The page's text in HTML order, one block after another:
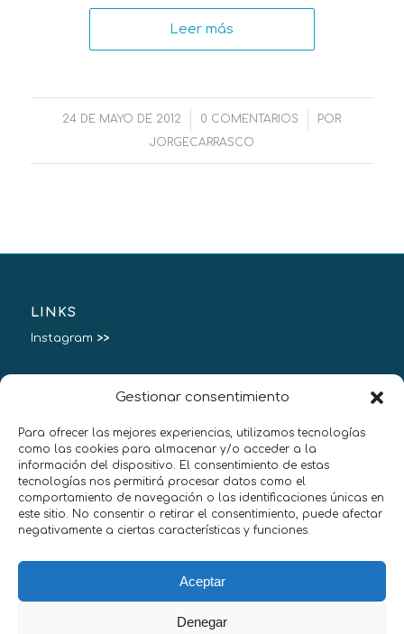
Gestionar consentimiento
Para ofrecer las mejores experiencias, utilizamos tecnologías
como las cookies para almacenar y/o acceder a la
información del dispositivo. El consentimiento de estas
tecnologías nos permitirá procesar datos como el
comportamiento de navegación o las identificaciones únicas en
este sitio. No consentir o retirar el consentimiento, puede afectar
negativamente a ciertas características y funciones.
Aceptar
Denegar
Leer más
24 DE MAYO DE 2012
/ 0 COMENTARIOS
/
POR
JORGECARRASCO
LINKS
Instagram >>
HERE I AM:
Poetree
17143 Jafre,
Girona, Spain
(34) 672166070